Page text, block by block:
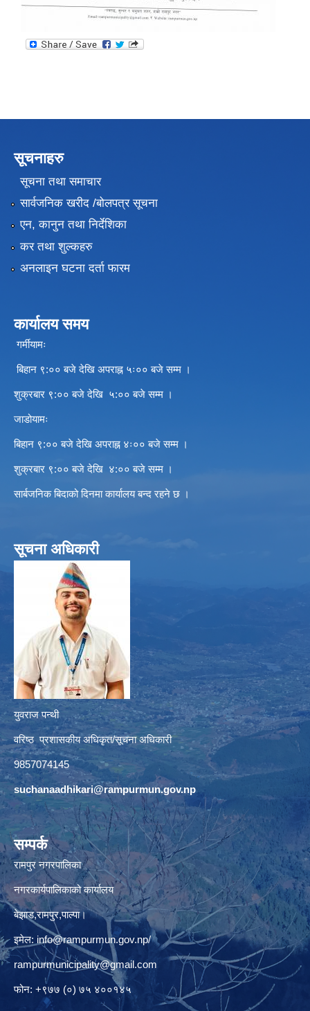
सूचनाहरु
सूचना तथा समाचार
सार्वजनिक खरीद /बोलपत्र सूचना
एन, कानुन तथा निर्देशिका
कर तथा शुल्कहरु
अनलाइन घटना दर्ता फारम
कार्यालय समय
गर्मीयामः
बिहान ९:०० बजे देखि अपराह्न ५ः०० बजे सम्म ।
शुक्रबार ९:०० बजे देखि ५:०० बजे सम्म ।
जाडोयामः
बिहान ९:०० बजे देखि अपराह्न ४ः०० बजे सम्म ।
शुक्रबार ९:०० बजे देखि ४:०० बजे सम्म ।
सार्बजनिक बिदाको दिनमा कार्यालय बन्द रहने छ ।
सूचना अधिकारी
युवराज पन्थी
वरिष्ठ प्रशासकीय अधिकृत/सूचना अधिकारी
9857074145
suchanaadhikari@rampurmun.gov.np
सम्पर्क
रामपुर नगरपालिका
नगरकार्यपालिकाको कार्यालय
बेझाड,रामपुर,पाल्पा।
इमेल: info@rampurmun.gov.np/
rampurmunicipality@gmail.com
फोन: +९७७ (०) ७५ ४००१४५